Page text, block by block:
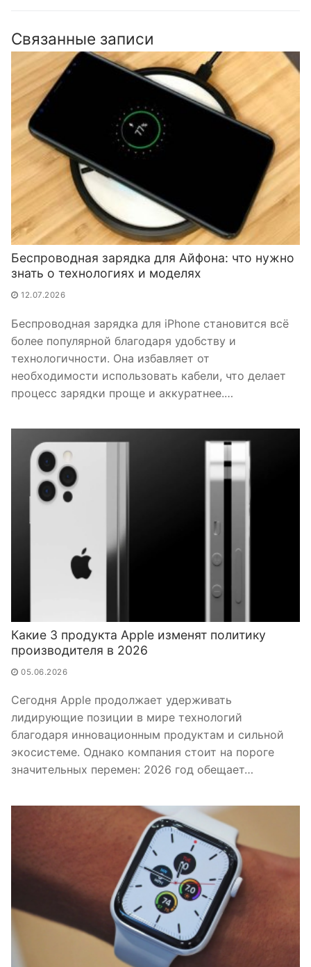
Связанные записи
Беспроводная зарядка для Айфона: что нужно
знать о технологиях и моделях
12.07.2026
Беспроводная зарядка для iPhone становится всё
более популярной благодаря удобству и
технологичности. Она избавляет от
необходимости использовать кабели, что делает
процесс зарядки проще и аккуратнее.…
Какие 3 продукта Apple изменят политику
производителя в 2026
05.06.2026
Сегодня Apple продолжает удерживать
лидирующие позиции в мире технологий
благодаря инновационным продуктам и сильной
экосистеме. Однако компания стоит на пороге
значительных перемен: 2026 год обещает…